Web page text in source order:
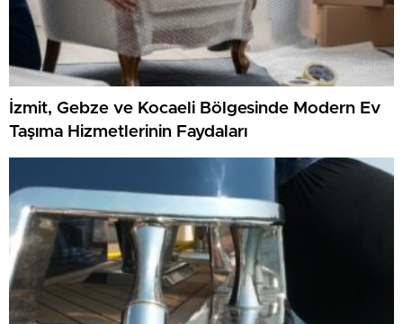
İzmit, Gebze ve Kocaeli Bölgesinde Modern Ev
Taşıma Hizmetlerinin Faydaları